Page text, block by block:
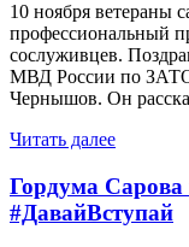
10 ноября ветераны
профессиональный
сослуживцев.
МВД России по
Чернышов. Он
Читать далее
Гордума Сарова
#ДавайВступай